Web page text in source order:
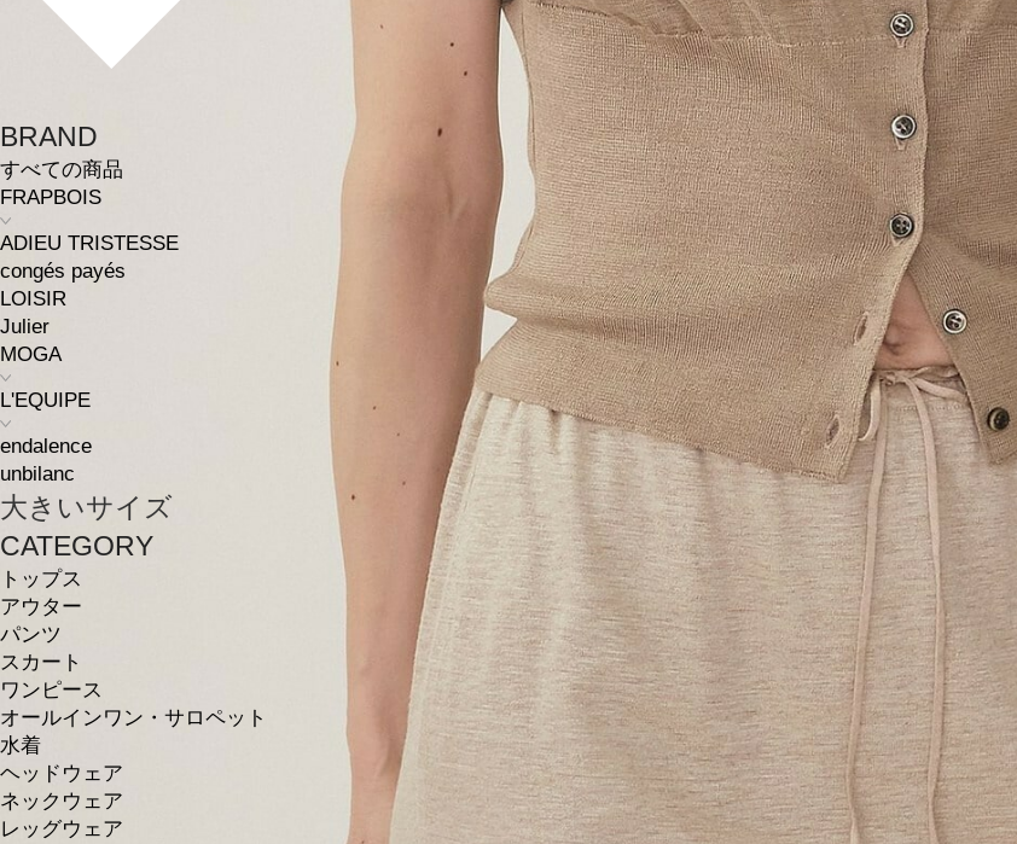
BRAND
すべての商品
FRAPBOIS
ADIEU TRISTESSE
congés payés
LOISIR
Julier
MOGA
L'EQUIPE
endalence
unbilanc
大きいサイズ
CATEGORY
トップス
アウター
パンツ
スカート
ワンピース
オールインワン・サロペット
水着
ヘッドウェア
ネックウェア
レッグウェア